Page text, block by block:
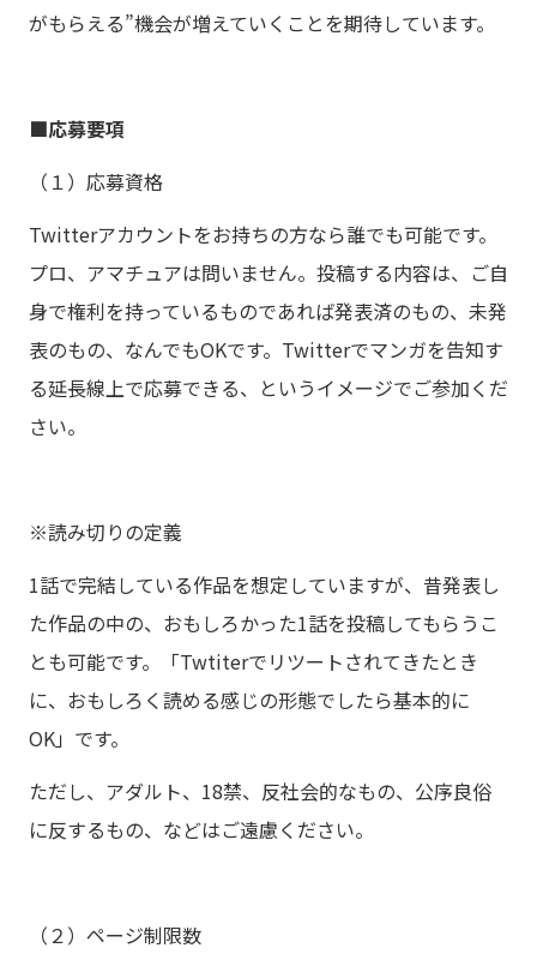
がもらえる”機会が増えていくことを期待しています。
■応募要項
（１）応募資格
Twitterアカウントをお持ちの方なら誰でも可能です。
プロ、アマチュアは問いません。投稿する内容は、ご自
身で権利を持っているものであれば発表済のもの、未発
表のもの、なんでもOKです。Twitterでマンガを告知す
る延長線上で応募できる、というイメージでご参加くだ
さい。
※読み切りの定義
1話で完結している作品を想定していますが、昔発表し
た作品の中の、おもしろかった1話を投稿してもらうこ
とも可能です。「Twtiterでリツートされてきたとき
に、おもしろく読める感じの形態でしたら基本的に
OK」です。
ただし、アダルト、18禁、反社会的なもの、公序良俗
に反するもの、などはご遠慮ください。
（２）ページ制限数